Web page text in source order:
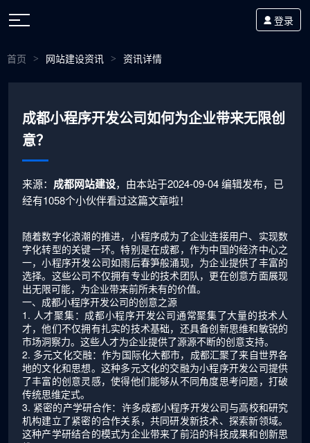
登录
首页 > 网站建设资讯 > 资讯详情
成都小程序开发公司如何为企业带来无限创
意？
来源： 成都网站建设，由本站于2024-09-04 编辑发布，已
经有1058个小伙伴看过这篇文章啦！
随着数字化浪潮的推进，小程序成为了企业连接用户、实现数
字化转型的关键一环。特别是在成都，作为中国的经济中心之
一，小程序开发公司如雨后春笋般涌现，为企业提供了丰富的
选择。这些公司不仅拥有专业的技术团队，更在创意方面展现
出无限可能，为企业带来前所未有的价值。
一、成都小程序开发公司的创意之源
1. 人才聚集：成都小程序开发公司通常聚集了大量的技术人
才，他们不仅拥有扎实的技术基础，还具备创新思维和敏锐的
市场洞察力。这些人才为企业提供了源源不断的创意支持。
2. 多元文化交融：作为国际化大都市，成都汇聚了来自世界各
地的文化和思想。这种多元文化的交融为小程序开发公司提供
了丰富的创意灵感，使得他们能够从不同角度思考问题，打破
传统思维定式。
3. 紧密的产学研合作：许多成都小程序开发公司与高校和研究
机构建立了紧密的合作关系，共同研发新技术、探索新领域。
这种产学研结合的模式为企业带来了前沿的科技成果和创新思